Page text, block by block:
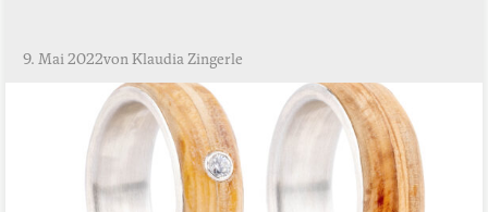
9. Mai 2022von Klaudia Zingerle